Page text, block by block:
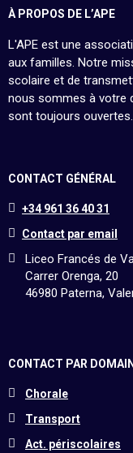
À PROPOS DE L’APE
L'APE est une
aux familles. Notre
scolaire et de
nous sommes à votre
sont toujours ouvertes.
CONTACT GÉNÉRAL
+34 961 36 40 31
Contact par email
Liceo Francés de
Carrer Orenga, 20
46980 Paterna,
CONTACT PAR
Chorale
Transport
Act. périscolaires